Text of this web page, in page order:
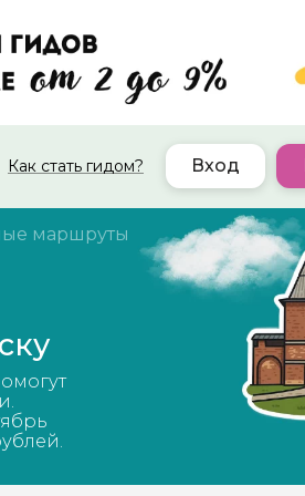
Как стать гидом? Вход
маршруты